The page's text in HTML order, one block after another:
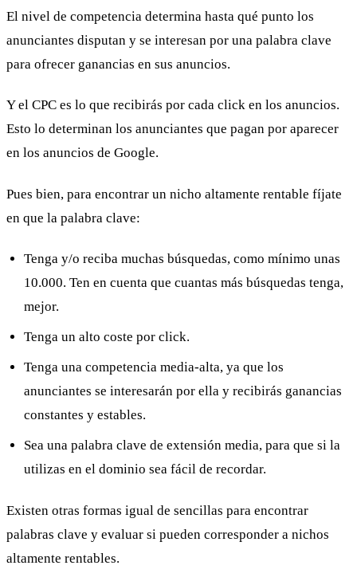
El nivel de competencia determina hasta qué punto los
anunciantes disputan y se interesan por una palabra clave
para ofrecer ganancias en sus anuncios.
Y el CPC es lo que recibirás por cada click en los anuncios.
Esto lo determinan los anunciantes que pagan por aparecer
en los anuncios de Google.
Pues bien, para encontrar un nicho altamente rentable fíjate
en que la palabra clave:
Tenga y/o reciba muchas búsquedas, como mínimo unas
10.000. Ten en cuenta que cuantas más búsquedas tenga,
mejor.
Tenga un alto coste por click.
Tenga una competencia media-alta, ya que los
anunciantes se interesarán por ella y recibirás ganancias
constantes y estables.
Sea una palabra clave de extensión media, para que si la
utilizas en el dominio sea fácil de recordar.
Existen otras formas igual de sencillas para encontrar
palabras clave y evaluar si pueden corresponder a nichos
altamente rentables.